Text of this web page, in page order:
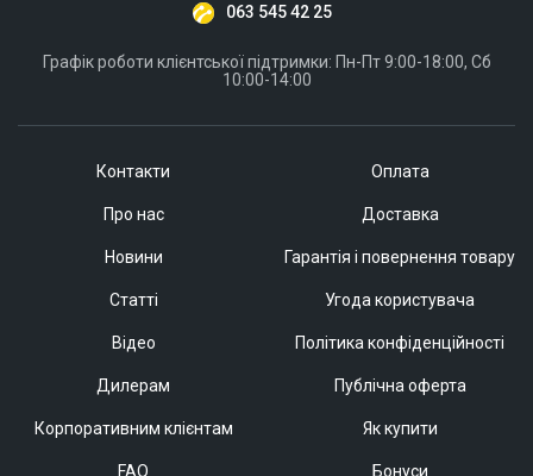
Контакти
Про нас
Новини
Статті
Відео
Дилерам
Корпоративним клієнтам
FAQ
Оплата
Доставка
Гарантія і повернення товару
Угода користувача
Політика конфіденційності
Публічна оферта
Як купити
Бонуси
063 545 42 25
Графік роботи клієнтської підтримки: Пн-Пт 9:00-18:00, Сб
10:00-14:00